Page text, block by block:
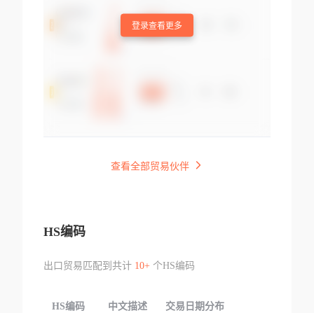
登录查看更多
查看全部贸易伙伴
HS编码
出口贸易匹配到共计 10+个HS编码
HS编码 中文描述 交易日期分布